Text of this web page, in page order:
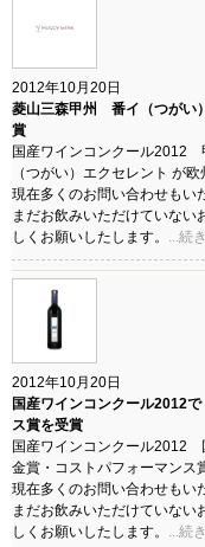
2012年10月20日
菱山三森甲州 番イ（つがい
賞
国産ワインコンクール
（つがい）エクセレント が
現在多くのお問い合わせもい
まだお飲みいただけていない
しくお願いしたします。
...続
2012年10月20日
国産ワインコンクール2012
ス賞を受賞
国産ワインコンクール2012
金賞・コストパフォーマンス
現在多くのお問い合わせもい
まだお飲みいただけていない
しくお願いしたします。
...続